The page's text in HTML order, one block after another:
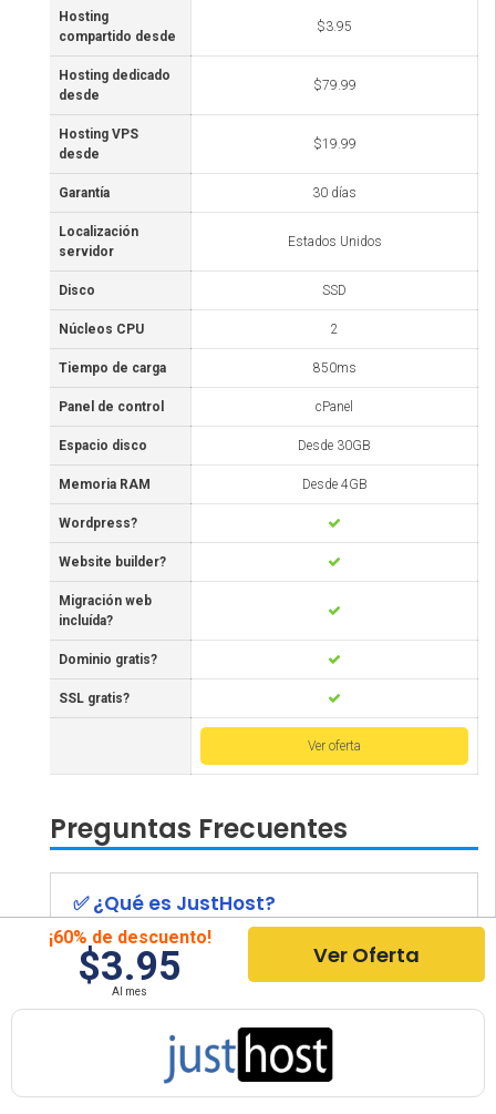
Hosting
compartido desde
$3.95
Hosting dedicado
desde
$79.99
Hosting VPS
desde
$19.99
Garantía 30 días
Localización
servidor
Estados Unidos
Disco SSD
Núcleos CPU 2
Tiempo de carga 850ms
Panel de control cPanel
Espacio disco Desde 30GB
Memoria RAM Desde 4GB
Wordpress?
Website builder?
Migración web
incluída?
Dominio gratis?
SSL gratis?
Ver oferta
Preguntas Frecuentes
✅ ¿Qué es JustHost?
✌️ ¿Por qué Elegir JustHost?
✨ ¿Qué Beneficios Tiene JustHost?
💰 ¿Qué Precio Tiene JustHost?
¡60% de descuento!
$3.95
Al mes
Ver Oferta